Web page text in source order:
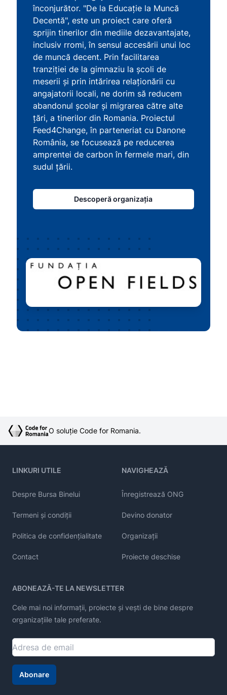
înconjurător. "De la Educație la Muncă
Decentă", este un proiect care oferă
sprijin tinerilor din mediile dezavantajate,
inclusiv rromi, în sensul accesării unui loc
de muncă decent. Prin facilitarea
tranziției de la gimnaziu la școli de
meserii și prin intărirea relaționării cu
angajatorii locali, ne dorim să reducem
abandonul școlar și migrarea către alte
țări, a tinerilor din Romania. Proiectul
Feed4Change, în parteneriat cu Danone
România, se focusează pe reducerea
amprentei de carbon în fermele mari, din
sudul țării.
Descoperă organizația
O soluție Code for Romania.
LINKURI UTILE
Despre Bursa Binelui
Termeni și condiții
Politica de confidențialitate
Contact
NAVIGHEAZĂ
Înregistrează ONG
Devino donator
Organizații
Proiecte deschise
ABONEAZĂ-TE LA NEWSLETTER
Cele mai noi informații, proiecte și vești de bine despre
organizațiile tale preferate.
Abonare